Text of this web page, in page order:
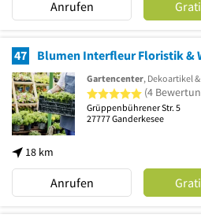
Anrufen
47 Blumen Interfleur Floristik &
18 km
Gartencenter, Dekoartikel
5 von 5
(4
Grüppenbührener Str. 5
27777Ganderkesee
Anrufen